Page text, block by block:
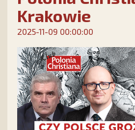
Krakowie
2025-11-09 00:00:00